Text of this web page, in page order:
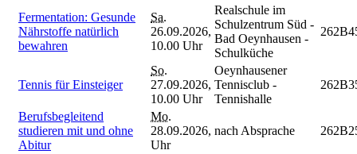
Fermentation: Gesunde
Nährstoffe natürlich
bewahren
Sa.
26.09.2026,
10.00 Uhr
Realschule im
Schulzentrum Süd -
Bad Oeynhausen -
Schulküche
Tennis für Einsteiger
So.
27.09.2026,
10.00 Uhr
Oeynhausener
Tennisclub -
Tennishalle
Berufsbegleitend
studieren mit und ohne
Abitur
Mo.
28.09.2026,
Uhr
nach Absprache